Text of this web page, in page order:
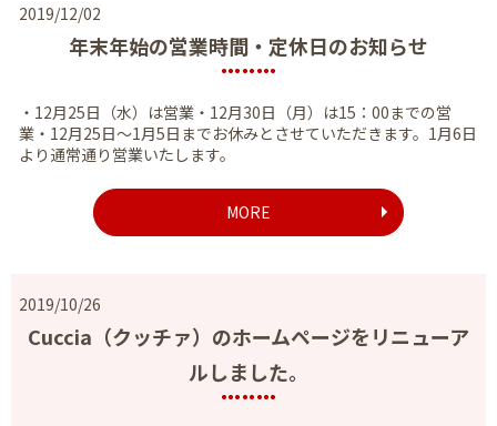
2019/12/02
年末年始の営業時間・定休日のお知らせ
・12月25日（水）は営業・12月30日（月）は15：00までの営
業・12月25日～1月5日までお休みとさせていただきます。1月6日
より通常通り営業いたします。
MORE
2019/10/26
Cuccia（クッチァ）のホームページをリニューア
ルしました。